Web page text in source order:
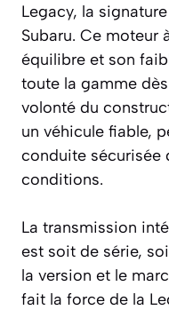
Legacy, la
Subaru. Ce moteur
équilibre et son
toute la gamme
volonté du
un véhicule fiable,
conduite sécurisée
conditions.
La transmission
est soit de série,
la version et le
fait la force de la